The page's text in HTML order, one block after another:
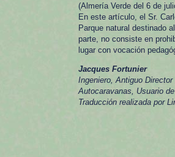
(Almería Verde del 6 de
En este artículo, el Sr.
Parque natural destinado
parte, no consiste en
lugar con vocación
Jacques Fortunier
Ingeniero, Antiguo
Autocaravanas, Usuario
Traducción realizada por